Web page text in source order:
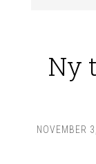
Ny
NOVEMBER